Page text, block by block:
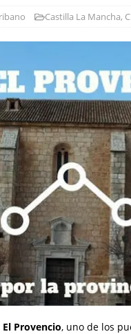
Castilla La Mancha,
Provencio, uno de los